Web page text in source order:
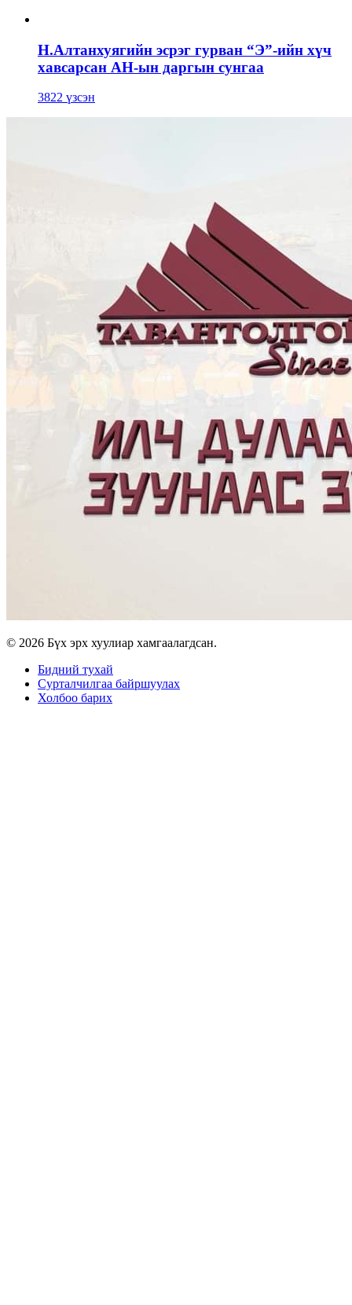
Н.Алтанхуягийн эсрэг гурван “Э”-ийн хүч
хавсарсан АН-ын даргын сунгаа
3822 үзсэн
© 2026 Бүх эрх хуулиар хамгаалагдсан.
Бидний тухай
Сурталчилгаа байршуулах
Холбоо барих